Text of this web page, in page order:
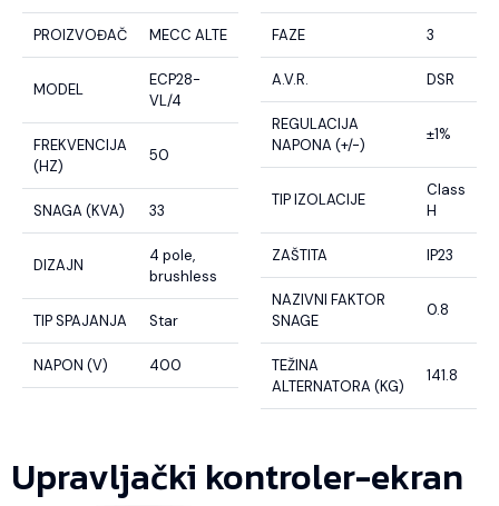
PROIZVOĐAČ MECC ALTE
MODEL
ECP28-
VL/4
FREKVENCIJA
(HZ)
50
SNAGA (KVA) 33
DIZAJN
4 pole,
brushless
TIP SPAJANJA Star
NAPON (V) 400
FAZE 3
A.V.R. DSR
REGULACIJA
NAPONA (+/-)
±1%
TIP IZOLACIJE
Class
H
ZAŠTITA IP23
NAZIVNI FAKTOR
SNAGE
0.8
TEŽINA
ALTERNATORA (KG)
141.8
Upravljački kontroler-ekran